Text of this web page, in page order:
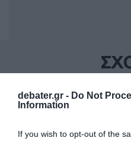
debater.gr - Do Not
Information
If you wish to opt-out of the